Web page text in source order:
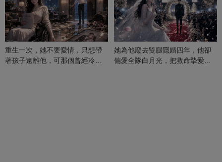
重生一次，她不要愛情，只想帶
著孩子遠離他，可那個曾經冷漠
她為他廢去雙腿隱婚四年，他卻
偏愛全隊白月光，把救命摯愛當